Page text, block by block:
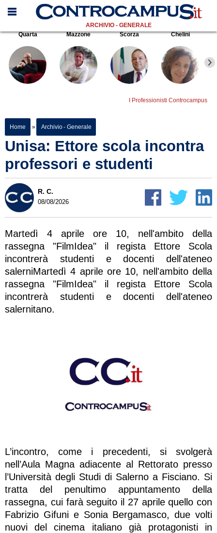
ARCHIVIO - GENERALE
Quarta
Mazzone Scorza Chelini
I Professionisti Controcampus
Home » Archivio - Generale
Unisa: Ettore scola incontra
professori e studenti
R. C.
08/08/2026
Martedì 4 aprile ore 10, nell'ambito della
rassegna "FilmIdea" il regista Ettore Scola
incontrerà studenti e docenti dell'ateneo
salerniMartedì 4 aprile ore 10, nell'ambito della
rassegna "FilmIdea" il regista Ettore Scola
incontrerà studenti e docenti dell'ateneo
salernitano.
L’incontro, come i precedenti, si svolgerà
nell’Aula Magna adiacente al Rettorato presso
l’Università degli Studi di Salerno a Fisciano. Si
tratta del penultimo appuntamento della
rassegna, cui farà seguito il 27 aprile quello con
Fabrizio Gifuni e Sonia Bergamasco, due volti
nuovi del cinema italiano già protagonisti in